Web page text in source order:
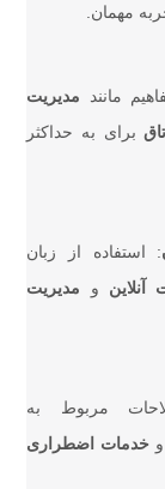
مهمان.
مانند مدیریت
برای به حداکثر
: استفاده از زبان
آنلاین و مدیریت
مربوط به
و خدمات اضطراری